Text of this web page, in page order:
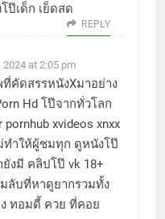
ป๊เด็ก เย็ดสด
REPLY
2024 at 2:05 pm
คัดสรรหนังXมาอย่าง
Hd โป๊จากทั่วโลก
pornhub xvideos xnxx
ทำให้ผู้ชมทุก ดูหนังโป๊
งมี คลิปโป๊ vk 18+
ลับที่หาดูยากรวมทั้ง
ง ทอมดี้ ควย ที่คอย